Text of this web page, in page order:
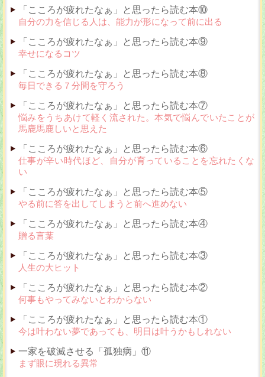
「こころが疲れたなぁ」と思ったら読む本⑩
自分の力を信じる人は、能力が形になって前に出る
「こころが疲れたなぁ」と思ったら読む本⑨
幸せになるコツ
「こころが疲れたなぁ」と思ったら読む本⑧
毎日できる７分間を守ろう
「こころが疲れたなぁ」と思ったら読む本⑦
悩みをうちあけて軽く流された。本気で悩んでいたことが
馬鹿馬鹿しいと思えた
「こころが疲れたなぁ」と思ったら読む本⑥
仕事が辛い時代ほど、自分が育っていることを忘れたくな
い
「こころが疲れたなぁ」と思ったら読む本⑤
やる前に答を出してしまうと前へ進めない
「こころが疲れたなぁ」と思ったら読む本④
贈る言葉
「こころが疲れたなぁ」と思ったら読む本③
人生の大ヒット
「こころが疲れたなぁ」と思ったら読む本②
何事もやってみないとわからない
「こころが疲れたなぁ」と思ったら読む本①
今は叶わない夢であっても、明日は叶うかもしれない
一家を破滅させる「孤独病」⑪
まず眼に現れる異常